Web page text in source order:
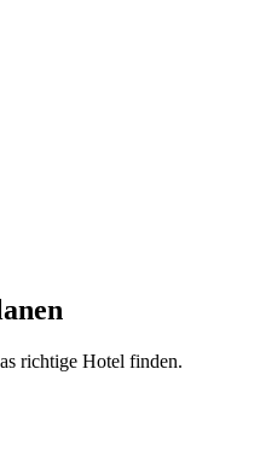
richtige Hotel finden.